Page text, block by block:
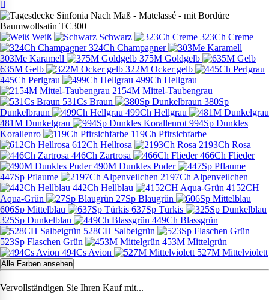
Weiß Schwarz
323Ch Creme
324Ch Champagner
303Me Karamell
375M Goldgelb
635M Gelb
322M Ocker gelb
445Ch Perlgrau
499Ch Hellgrau
2154M Mittel-Taubengrau
531Cs Braun
380Sp
Dunkelbraun
499Ch Hellgrau
481M Dunkelgrau
994Sp Dunkles
Korallenro
119Ch Pfirsichfarbe
612Ch Hellrosa
2193Ch Rosa
446Ch Zartrosa
466Ch Flieder
490M Dunkles Puder
447Sp Pflaume
2197Ch Alpenveilchen
442Ch Hellblau
4152CH
Aqua-Grün
27Sp Blaugrün
606Sp Mittelblau
637Sp Türkis
325Sp Dunkelblau
449Ch Blassgrün
528CH Salbeigrün
523Sp Flaschen Grün
453M Mittelgrün
494Cs Avion
527M Mittelviolett
Alle Farben ansehen
Vervollständigen Sie Ihren Kauf mit...